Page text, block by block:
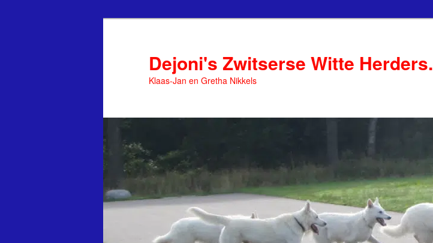
Dejoni's Zwitserse Witte Herders.
Klaas-Jan en Gretha Nikkels